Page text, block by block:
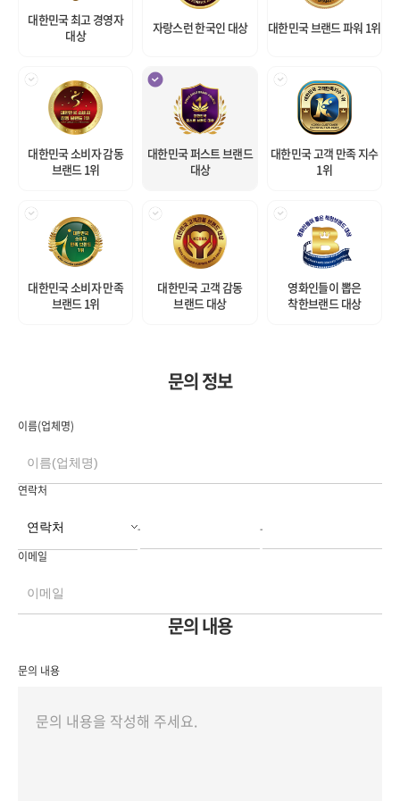
대한민국 최고 경영자
대상
자랑스런 한국인 대상 대한민국 브랜드 파워 1위
대한민국 소비자 감동
브랜드 1위
대한민국 퍼스트 브랜드
대상
대한민국 고객 만족 지수
1위
대한민국 소비자 만족
브랜드 1위
대한민국 고객 감동
브랜드 대상
영화인들이 뽑은
착한브랜드 대상
문의 정보
이름(업체명)
연락처
- -
이메일
문의 내용
문의 내용